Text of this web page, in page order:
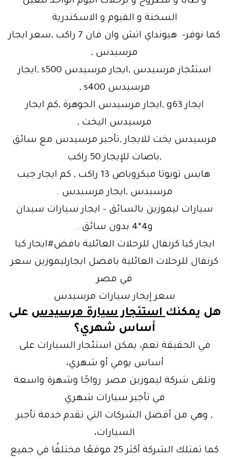
السخنة و الفيوم و الاسكندرية
كما نوفر- هيونداي اتش وان فان 7 راكب ,سعر ايجار
مرسيدس ,
استئجار مرسيدس ,ايجار مرسيدس s500 ,ايجار
مرسيدس s400 ,
ايجار g63 ,ايجار مرسيدس الجوهرة ,كم ايجار
مرسيدس اليخت ,
مرسيدس يخت للايجار ,تأجير مرسيدس مع سائق
,باصات للإيجار 50 راكب
هايس تويوتا ميكروباص 13 راكب , كم ايجار جيب
مرسيدس ,ايجار مرسيدس .
سيارات ليموزين بالسائق – ايجار سيارات سيدان
و4*4 بدون سائق .
ايجار كيا كرنفال للرحلات العائلية بافض#ايجار كيا
كرنفال للرحلات العائلية بافضل ايجارليموزين سعر
في مصر
سعر إيجار سيارات مرسيدس
هل يمكنكاستئجار سيارة مرسيدسعلى
أساس شهري؟
في الحقيقة نعم، يمكن استئجار السيارات على
أساس يومي أو شهري،
وتلقى شركة ليموزين مصر رواجًا وشهرة واسعة
في تأجير سيارات شهري
, وهي من أفضل الشركات التي تقدم خدمة تأجير
السيارات،
كما تمتلك الشركة أكثر 25 موقعًا مختلفًا في جميع